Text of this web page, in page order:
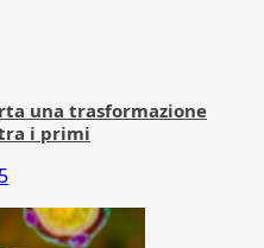
una trasformazione
i primi